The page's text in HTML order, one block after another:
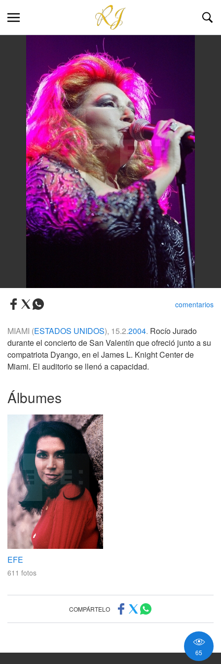
comentarios
MIAMI (ESTADOS UNIDOS), 15.2.2004. Rocío Jurado
durante el concierto de San Valentín que ofreció junto a su
compatriota Dyango, en el James L. Knight Center de
Miami. El auditorio se llenó a capacidad.
Álbumes
EFE
611 fotos
COMPÁRTELO
65